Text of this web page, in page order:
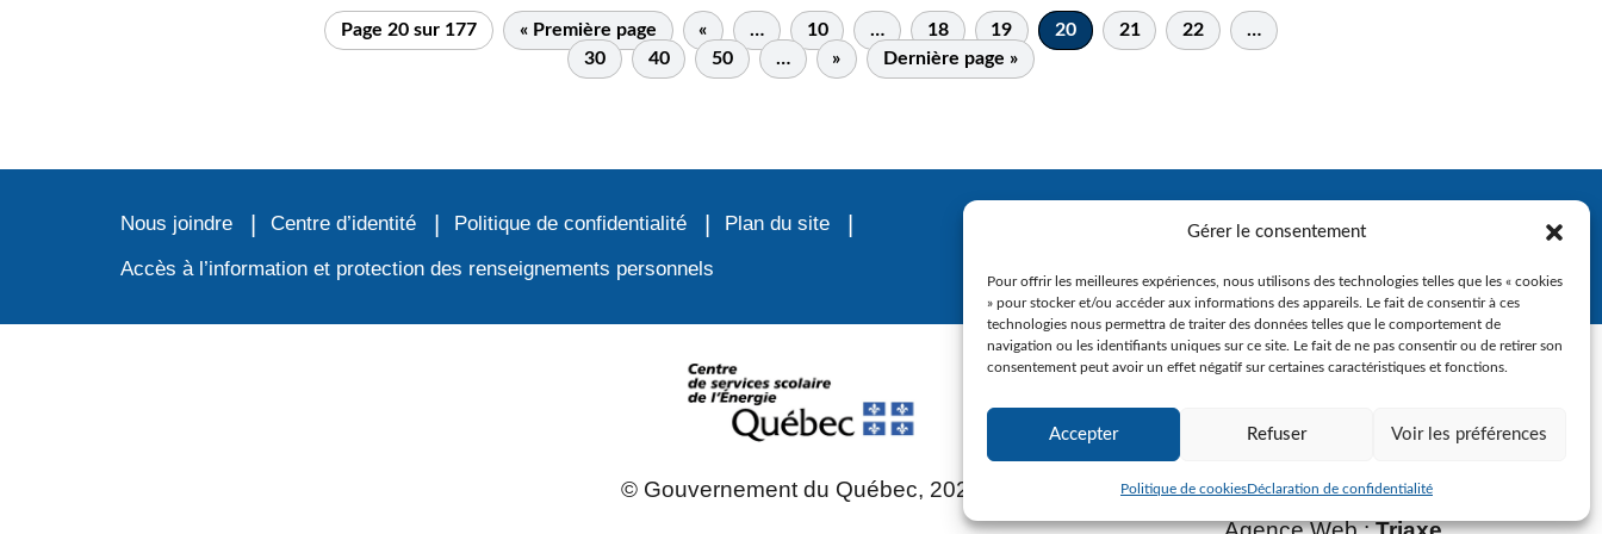
Gérer le consentement
Pour offrir les meilleures expériences, nous utilisons des technologies telles que les « cookies
» pour stocker et/ou accéder aux informations des appareils. Le fait de consentir à ces
technologies nous permettra de traiter des données telles que le comportement de
navigation ou les identifiants uniques sur ce site. Le fait de ne pas consentir ou de retirer son
consentement peut avoir un effet négatif sur certaines caractéristiques et fonctions.
Accepter Refuser Voir les préférences
Politique de cookiesDéclaration de confidentialité
Page 20 sur 177 « Première page « … 10 … 18 19 20 21 22
…
30
40 50 … » Dernière page »
Nous joindre Centre d’identité Politique de confidentialité
Plan du site
Accès à l’information et protection des renseignements personnels
© Gouvernement du Québec, 2023